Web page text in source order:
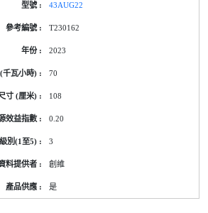
43AUG22
T230162
2023
70
108
0.20
3
創維
是